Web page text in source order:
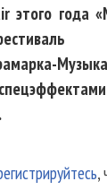
этого года
,